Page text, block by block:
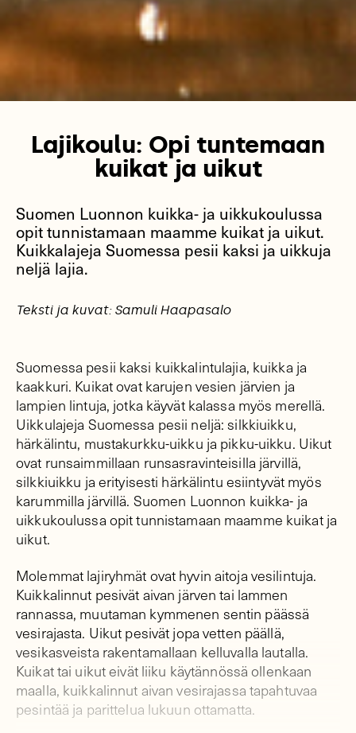
Lajikoulu: Opi tuntemaan
kuikat ja uikut
Suomen Luonnon kuikka- ja uikkukoulussa
opit tunnistamaan maamme kuikat ja uikut.
Kuikkalajeja Suomessa pesii kaksi ja uikkuja
neljä lajia.
Teksti ja kuvat: Samuli Haapasalo
Suomessa pesii kaksi kuikkalintulajia, kuikka ja
kaakkuri. Kuikat ovat karujen vesien järvien ja
lampien lintuja, jotka käyvät kalassa myös merellä.
Uikkulajeja Suomessa pesii neljä: silkkiuikku,
härkälintu, mustakurkku-uikku ja pikku-uikku. Uikut
ovat runsaimmillaan runsasravinteisilla järvillä,
silkkiuikku ja erityisesti härkälintu esiintyvät myös
karummilla järvillä. Suomen Luonnon kuikka- ja
uikkukoulussa opit tunnistamaan maamme kuikat ja
uikut.
Molemmat lajiryhmät ovat hyvin aitoja vesilintuja.
Kuikkalinnut pesivät aivan järven tai lammen
rannassa, muutaman kymmenen sentin päässä
vesirajasta. Uikut pesivät jopa vetten päällä,
vesikasveista rakentamallaan kelluvalla lautalla.
Kuikat tai uikut eivät liiku käytännössä ollenkaan
maalla, kuikkalinnut aivan vesirajassa tapahtuvaa
pesintää ja parittelua lukuun ottamatta.